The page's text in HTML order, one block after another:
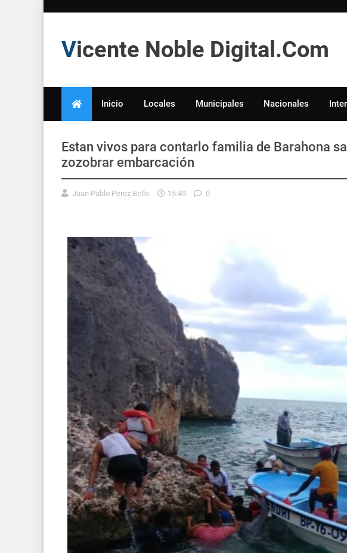
Vicente Noble Digital.Com
Inicio Locales Municipales Nacionales
Estan vivos para contarlo familia de Barahona
zozobrar embarcación
Juan Pablo Perez Bello 15:49 0